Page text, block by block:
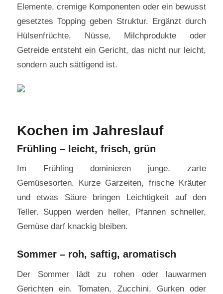
Elemente, cremige Komponenten oder ein bewusst
gesetztes Topping geben Struktur. Ergänzt durch
Hülsenfrüchte, Nüsse, Milchprodukte oder
Getreide entsteht ein Gericht, das nicht nur leicht,
sondern auch sättigend ist.
Kochen im Jahreslauf
Frühling – leicht, frisch, grün
Im Frühling dominieren junge, zarte
Gemüsesorten. Kurze Garzeiten, frische Kräuter
und etwas Säure bringen Leichtigkeit auf den
Teller. Suppen werden heller, Pfannen schneller,
Gemüse darf knackig bleiben.
Sommer – roh, saftig, aromatisch
Der Sommer lädt zu rohen oder lauwarmen
Gerichten ein. Tomaten, Zucchini, Gurken oder